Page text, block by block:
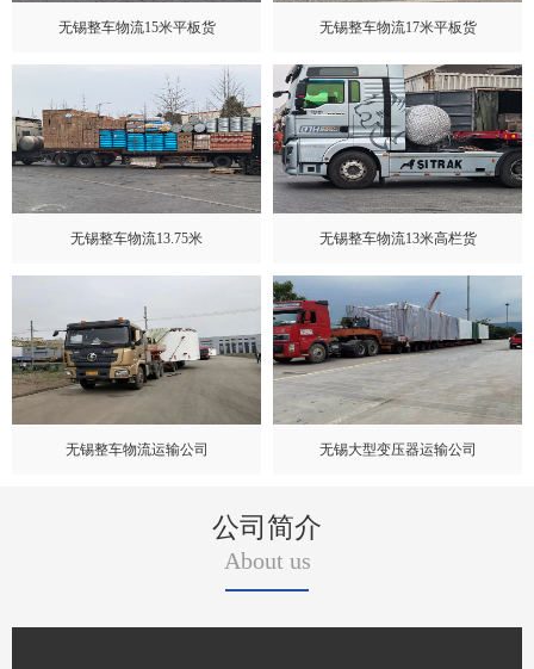
无锡整车物流15米平板货 无锡整车物流17米平板货
无锡整车物流13.75米 无锡整车物流13米高栏货
无锡整车物流运输公司 无锡大型变压器运输公司
公司简介
About us